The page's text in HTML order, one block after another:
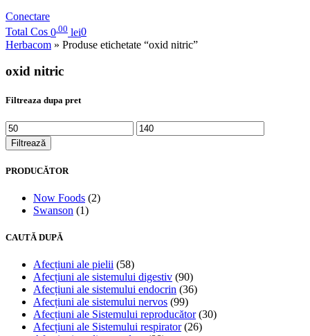
Conectare
Total Cos 0 .00 lei0
Herbacom » Produse etichetate “oxid nitric”
oxid nitric
Filtreaza dupa pret
Filtrează
PRODUCĂTOR
Now Foods (2)
Swanson (1)
CAUTĂ DUPĂ
Afecțiuni ale pielii (58)
Afecțiuni ale sistemului digestiv (90)
Afecțiuni ale sistemului endocrin (36)
Afecțiuni ale sistemului nervos (99)
Afecțiuni ale Sistemului reproducător (30)
Afecțiuni ale Sistemului respirator (26)